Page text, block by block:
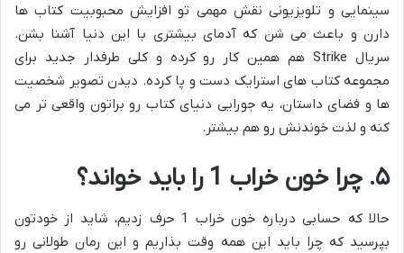
سینمایی و تلویزیونی نقش مهمی تو افزایش محبوبیت کتاب ها
دارن و باعث می شن که آدمای بیشتری با این دنیا آشنا بشن.
سریال Strike هم همین کار رو کرده و کلی طرفدار جدید برای
مجموعه کتاب های استرایک دست و پا کرده. دیدن تصویر شخصیت
ها و فضای داستان، یه جورایی دنیای کتاب رو براتون واقعی تر می
کنه و لذت خوندنش رو هم بیشتر.
۵. چرا خون خراب 1 را باید خواند؟
حالا که حسابی درباره خون خراب 1 حرف زدیم، شاید از خودتون
بپرسید که چرا باید این همه وقت بذاریم و این رمان طولانی رو